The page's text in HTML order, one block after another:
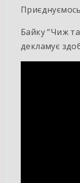
Байку “Чиж
декламує